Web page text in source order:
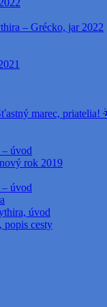
– Grécko, jar 2022
marec, priatelia!
– úvod
rok 2019
– úvod
úvod
popis cesty